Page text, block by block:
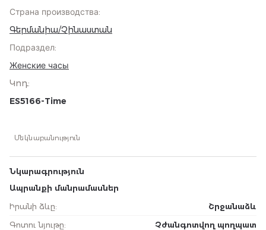
Страна производства:
Գերմանիա/Չինաստան
Подраздел:
Женские часы
Կոդ:
ES5166-Time
Մեկնաբանություն
Նկարագրություն
Ապրանքի մանրամասներ
Իրանի ձևը:
Շրջանաձև
Գոտու նյութը:
Չժանգոտվող պողպատ